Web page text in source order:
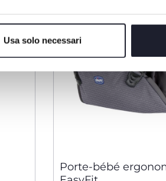
Usa solo necessari
Porte-bébé